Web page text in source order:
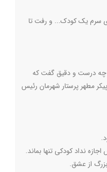
سرم یک کودک... و رفت تا
و چه درست و دقیق گفت که
مطهر پرستار شهرمان رئیس
.
نداد کودکی تنها بماند.
از عشق.